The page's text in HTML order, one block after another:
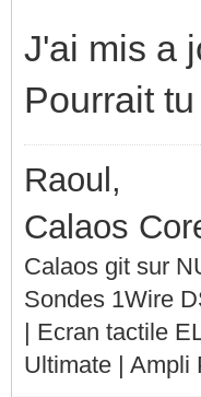
J'ai mis a
Pourrait
Raoul,
Calaos
Calaos git sur
Sondes 1Wire
| Ecran tactile
Ultimate | Ampli